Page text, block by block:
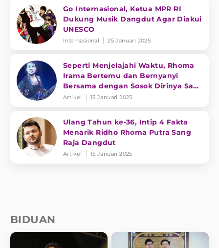
Go Internasional, Ketua MPR RI
Dukung Musik Dangdut Agar Diakui
UNESCO
Internasional 25 Januari 2025
Seperti Menjelajahi Waktu, Rhoma
Irama Bertemu dan Bernyanyi
Bersama dengan Sosok Dirinya Saat
Muda
Artikel 15 Januari 2025
Ulang Tahun ke-36, Intip 4 Fakta
Menarik Ridho Rhoma Putra Sang
Raja Dangdut
Artikel 15 Januari 2025
BIDUAN